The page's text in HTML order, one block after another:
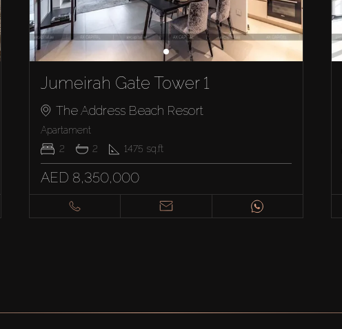
Jumeirah Gate Tower 1
The Address Beach Resort
Apartament
2
2 1475 sq.ft
AED 8,350,000